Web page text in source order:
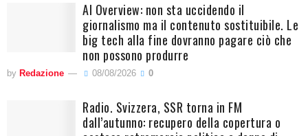
AI Overview: non sta uccidendo il
giornalismo ma il contenuto sostituibile. Le
big tech alla fine dovranno pagare ciò che
non possono produrre
by Redazione 08/08/2026 0
Radio. Svizzera, SSR torna in FM
dall’autunno: recupero della copertura o